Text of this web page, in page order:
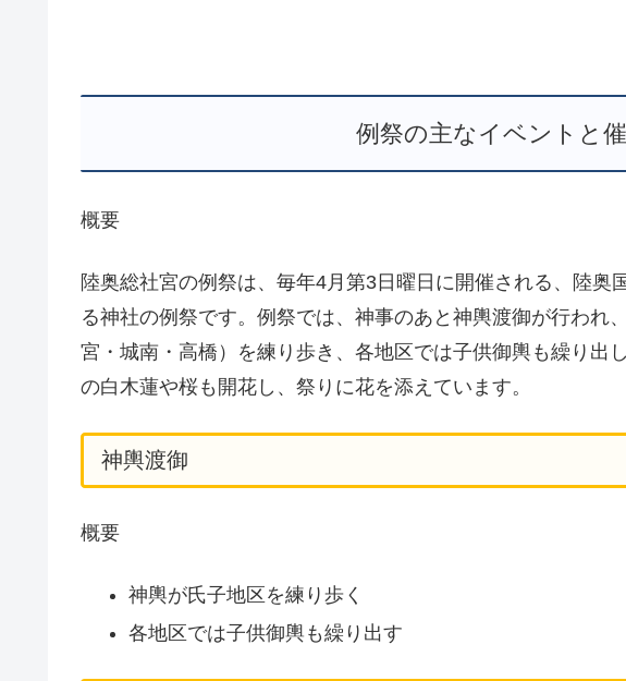
例祭の主なイベントと
概要
陸奥総社宮の例祭は、毎年4月第3日曜日に開催される、陸奥
る神社の例祭です。例祭では、神事のあと神輿渡御が行われ
宮・城南・高橋）を練り歩き、各地区では子供御輿も繰り出
の白木蓮や桜も開花し、祭りに花を添えています。
神輿渡御
概要
神輿が氏子地区を練り歩く
各地区では子供御輿も繰り出す